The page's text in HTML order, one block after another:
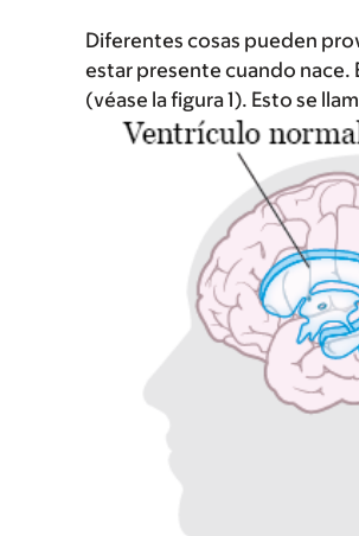
Diferentes cosas pueden
estar presente cuando nace.
(véase la figura 1). Esto se